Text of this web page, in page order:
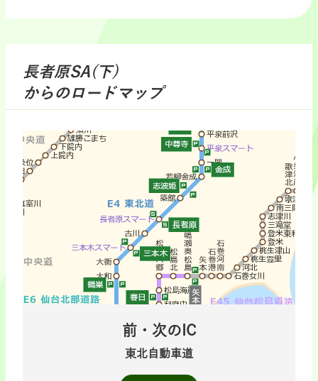
長者原SA(下)
からのロードマップ
前・次のIC
東北自動車道